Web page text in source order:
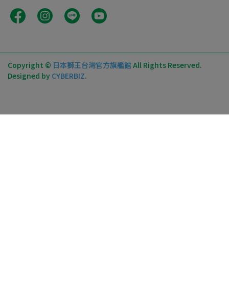
Copyright © 日本獅王台灣官方旗艦館All Rights Reserved.
Designed by CYBERBIZ.